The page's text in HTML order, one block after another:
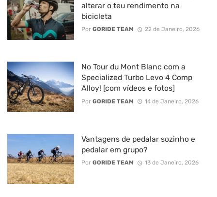
alterar o teu rendimento na
bicicleta
Por GORIDE TEAM 22 de Janeiro, 2026
No Tour du Mont Blanc com a
Specialized Turbo Levo 4 Comp
Alloy! [com vídeos e fotos]
Por GORIDE TEAM 14 de Janeiro, 2026
Vantagens de pedalar sozinho e
pedalar em grupo?
Por GORIDE TEAM 13 de Janeiro, 2026